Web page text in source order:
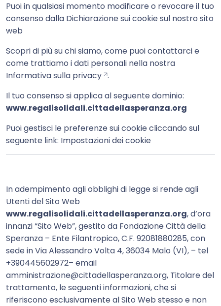
Puoi in qualsiasi momento modificare o revocare il tuo
consenso dalla Dichiarazione sui cookie sul nostro sito
web
Scopri di più su chi siamo, come puoi contattarci e
come trattiamo i dati personali nella nostra
Informativa sulla privacy .
Il tuo consenso si applica al seguente dominio:
www.regalisolidali.cittadellasperanza.org
Puoi gestisci le preferenze sui cookie cliccando sul
seguente link: Impostazioni dei cookie
In adempimento agli obblighi di legge si rende agli
Utenti del Sito Web
www.regalisolidali.cittadellasperanza.org, d’ora
innanzi “Sito Web”, gestito da Fondazione Città della
Speranza – Ente Filantropico, C.F. 92081880285, con
sede in Via Alessandro Volta 4, 36034 Malo (VI), – tel
+390445602972– email
amministrazione@cittadellasperanza.org, Titolare del
trattamento, le seguenti informazioni, che si
riferiscono esclusivamente al Sito Web stesso e non